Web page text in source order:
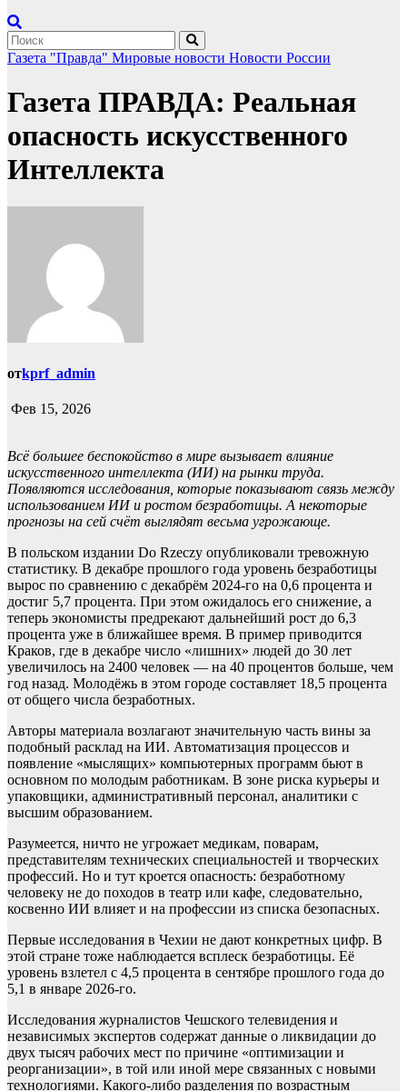
Газета "Правда" Мировые новости Новости России
Газета ПРАВДА: Реальная
опасность искусственного
Интеллекта
отkprf_admin
Фев 15, 2026
Всё большее беспокойство в мире вызывает влияние
искусственного интеллекта (ИИ) на рынки труда.
Появляются исследования, которые показывают связь между
использованием ИИ и ростом безработицы. А некоторые
прогнозы на сей счёт выглядят весьма угрожающе.
В польском издании Do Rzeczy опубликовали тревожную
статистику. В декабре прошлого года уровень безработицы
вырос по сравнению с декабрём 2024-го на 0,6 процента и
достиг 5,7 процента. При этом ожидалось его снижение, а
теперь экономисты предрекают дальнейший рост до 6,3
процента уже в ближайшее время. В пример приводится
Краков, где в декабре число «лишних» людей до 30 лет
увеличилось на 2400 человек — на 40 процентов больше, чем
год назад. Молодёжь в этом городе составляет 18,5 процента
от общего числа безработных.
Авторы материала возлагают значительную часть вины за
подобный расклад на ИИ. Автоматизация процессов и
появление «мыслящих» компьютерных программ бьют в
основном по молодым работникам. В зоне риска курьеры и
упаковщики, административный персонал, аналитики с
высшим образованием.
Разумеется, ничто не угрожает медикам, поварам,
представителям технических специальностей и творческих
профессий. Но и тут кроется опасность: безработному
человеку не до походов в театр или кафе, следовательно,
косвенно ИИ влияет и на профессии из списка безопасных.
Первые исследования в Чехии не дают конкретных цифр. В
этой стране тоже наблюдается всплеск безработицы. Её
уровень взлетел с 4,5 процента в сентябре прошлого года до
5,1 в январе 2026-го.
Исследования журналистов Чешского телевидения и
независимых экспертов содержат данные о ликвидации до
двух тысяч рабочих мест по причине «оптимизации и
реорганизации», в той или иной мере связанных с новыми
технологиями. Какого-либо разделения по возрастным